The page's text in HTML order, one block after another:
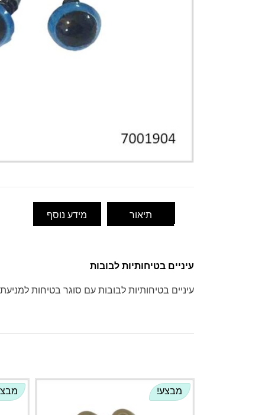
תיאור מידע נוסף
עיניים בטיחותיות לבובות
עיניים בטיחותיות לבובות עם סוגר בטיחות
מבצע!